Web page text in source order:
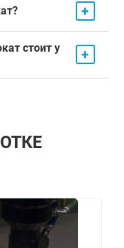
+
стоит у
+